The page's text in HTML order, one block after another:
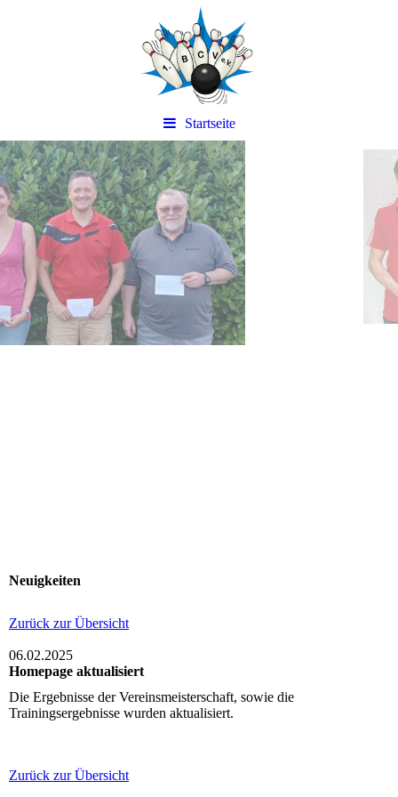
Startseite
Neuigkeiten
Zurück zur Übersicht
06.02.2025
Homepage aktualisiert
Die Ergebnisse der Vereinsmeisterschaft, sowie die
Trainingsergebnisse wurden aktualisiert.
Zurück zur Übersicht